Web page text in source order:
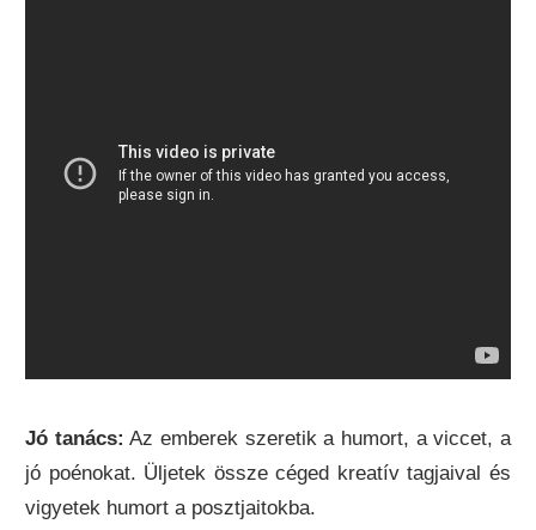
Jó tanács: Az emberek szeretik a humort, a viccet, a
jó poénokat. Üljetek össze céged kreatív tagjaival és
vigyetek humort a posztjaitokba.